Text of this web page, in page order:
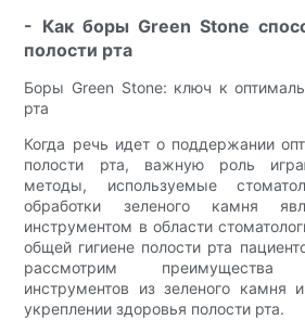
- Как боры Green Stone
полости рта
Боры Green Stone: ключ к
рта
Когда речь идет о поддержании
полости рта, важную роль
методы, используемые
обработки зеленого камня
инструментом в области
общей гигиене полости рта
рассмотрим преимущества
инструментов из зеленого
укреплении здоровья полости рта.